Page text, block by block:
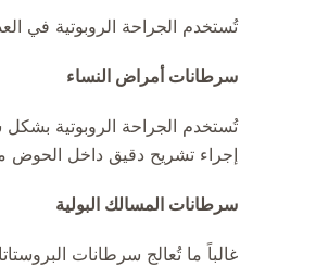
تُستخدم الجراحة الروبوتية في
سرطانات أمراض النساء
تُستخدم الجراحة الروبوتية
إجراء تشريح دقيق داخل الحوض
سرطانات المسالك البولية
غالباً ما تُعالج سرطانات